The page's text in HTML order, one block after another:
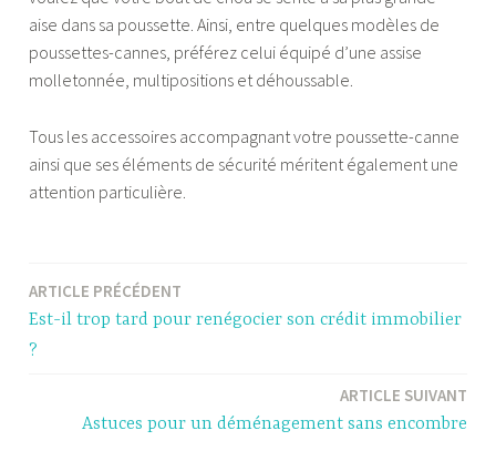
aise dans sa poussette. Ainsi, entre quelques modèles de
poussettes-cannes, préférez celui équipé d’une assise
molletonnée, multipositions et déhoussable.
Tous les accessoires accompagnant votre poussette-canne
ainsi que ses éléments de sécurité méritent également une
attention particulière.
Navigation
de
ARTICLE PRÉCÉDENT
Est-il trop tard pour renégocier son crédit immobilier
?
ARTICLE SUIVANT
Astuces pour un déménagement sans encombre